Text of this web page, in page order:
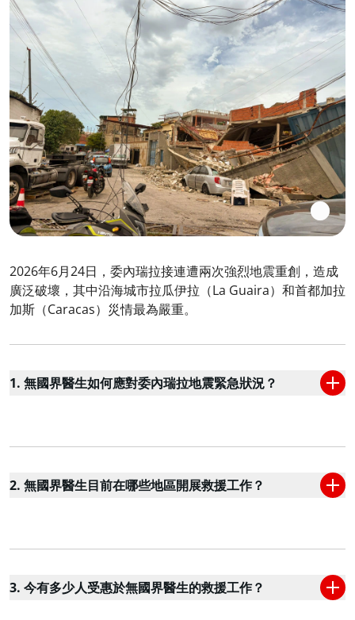
2026年6月24日，委內瑞拉接連遭兩次強烈地震重創，造成
廣泛破壞，其中沿海城市拉瓜伊拉（La Guaira）和首都加拉
加斯（Caracas）災情最為嚴重。
1. 無國界醫生如何應對委內瑞拉地震緊急狀況？
2. 無國界醫生目前在哪些地區開展救援工作？
3. 今有多少人受惠於無國界醫生的救援工作？